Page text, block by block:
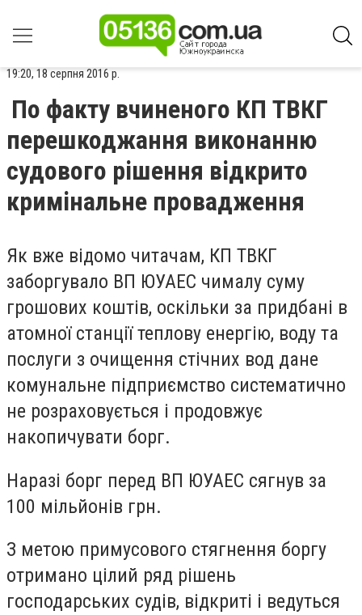
19:20, 18 серпня 2016 р.
По факту вчиненого КП ТВКГ
перешкоджання виконанню
судового рішення відкрито
кримінальне провадження
Як вже відомо читачам, КП ТВКГ
заборгувало ВП ЮУАЕС чималу суму
грошових коштів, оскільки за придбані в
атомної станції теплову енергію, воду та
послуги з очищення стічних вод дане
комунальне підприємство систематично
не розраховується і продовжує
накопичувати борг.
Наразі борг перед ВП ЮУАЕС сягнув за
100 мільйонів грн.
З метою примусового стягнення боргу
отримано цілий ряд рішень
господарських судів, відкриті і ведуться